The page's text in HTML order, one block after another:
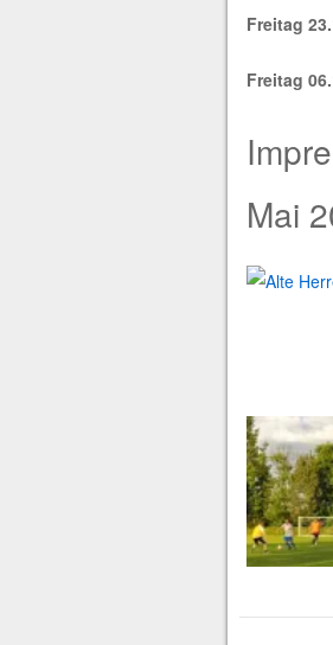
Freitag
Freitag
Mai